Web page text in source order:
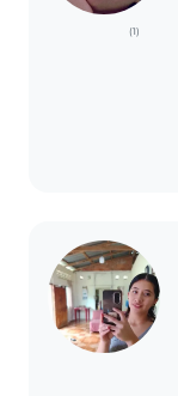
(1)